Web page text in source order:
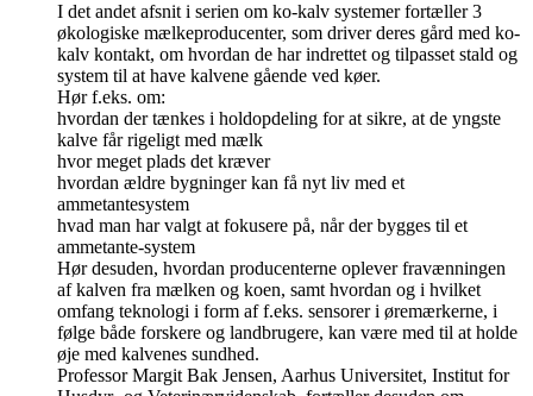
I det andet afsnit i serien om ko-kalv systemer fortæller 3
økologiske mælkeproducenter, som driver deres gård med ko-
kalv kontakt, om hvordan de har indrettet og tilpasset stald og
system til at have kalvene gående ved køer.
Hør f.eks. om:
hvordan der tænkes i holdopdeling for at sikre, at de yngste
kalve får rigeligt med mælk
hvor meget plads det kræver
hvordan ældre bygninger kan få nyt liv med et
ammetantesystem
hvad man har valgt at fokusere på, når der bygges til et
ammetante-system
Hør desuden, hvordan producenterne oplever fravænningen
af kalven fra mælken og koen, samt hvordan og i hvilket
omfang teknologi i form af f.eks. sensorer i øremærkerne, i
følge både forskere og landbrugere, kan være med til at holde
øje med kalvenes sundhed.
Professor Margit Bak Jensen, Aarhus Universitet, Institut for